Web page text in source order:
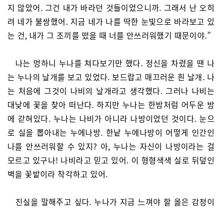
지 않았어. 그건 내가 바라던 것들이었으니까. 그래서 난 오히
려 네가 불쌍했어. 지금 네가 나를 딱한 눈빛으로 바라보고 있
는 건, 내가 그 조끼를 떴을 때 너를 안쓰러워했기 때문이야.”
나는 멍하니 누나를 쳐다보기만 했다. 정신을 차렸을 땐 나
는 누나의 날개를 보고 있었다. 보드랍고 매끄러운 흰 날개. 나
는 처음에 그것이 나비의 날개라고 생각했다. 그러나 나비는
대낮에 꽃을 찾아 떠난다. 하지만 누나는 한밤처럼 어두운 방
에 갇혀있다. 누나는 나비가 아니라 나방이었던 것이다. 눈으
로 실을 뽑아내는 누에나방. 한낱 누에나방이 어떻게 인간인
나를 안쓰러워할 수 있지? 아, 누나는 자신이 나방이라는 걸
모르고 있구나! 나비라고 믿고 있어. 이 형형색색 실로 뒤덮인
벽을 꽃밭이라 착각하고 있어.
진실을 말해주고 싶다. 누나가 지금 느껴야 할 옳은 감정이